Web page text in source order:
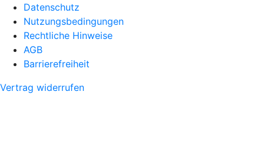
Datenschutz
Nutzungsbedingungen
Rechtliche Hinweise
AGB
Barrierefreiheit
Vertrag widerrufen